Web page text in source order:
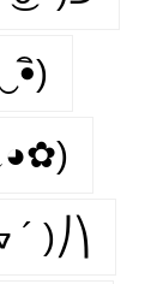
)
´ )⎠⎞